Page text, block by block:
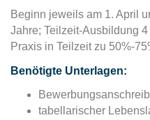
Beginn jeweils am 1. April
Jahre; Teilzeit-Ausbildung
Praxis in Teilzeit zu 50%-
Benötigte Unterlagen:
tabellarischer